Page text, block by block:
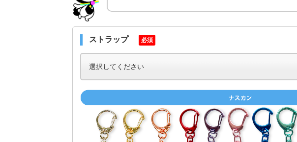
ストラップ 必須